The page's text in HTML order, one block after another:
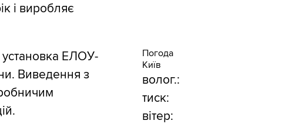
і виробляє
установка ЕЛОУ-
Виведення з
Погода
Київ
волог.:
тиск:
вітер: